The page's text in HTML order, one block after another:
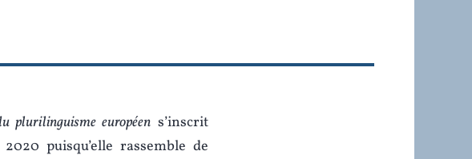
plurilinguisme européen s’inscrit
puisqu’elle rassemble de